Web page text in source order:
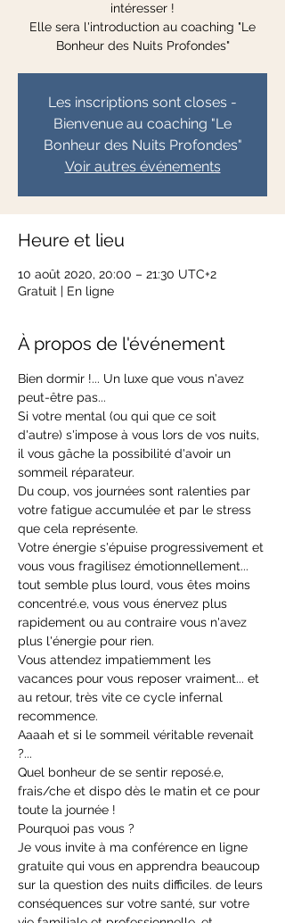
intéresser !
Elle sera l'introduction au coaching "Le
Bonheur des Nuits Profondes"
Les inscriptions sont closes -
Bienvenue au coaching "Le
Bonheur des Nuits Profondes"
Voir autres événements
Heure et lieu
10 août 2020, 20:00 – 21:30 UTC+2
Gratuit | En ligne
À propos de l'événement
Bien dormir !... Un luxe que vous n'avez
peut-être pas...
Si votre mental (ou qui que ce soit
d'autre) s'impose à vous lors de vos nuits,
il vous gâche la possibilité d'avoir un
sommeil réparateur.
Du coup, vos journées sont ralenties par
votre fatigue accumulée et par le stress
que cela représente.
Votre énergie s'épuise progressivement et
vous vous fragilisez émotionnellement...
tout semble plus lourd, vous êtes moins
concentré.e, vous vous énervez plus
rapidement ou au contraire vous n'avez
plus l'énergie pour rien.
Vous attendez impatiemment les
vacances pour vous reposer vraiment... et
au retour, très vite ce cycle infernal
recommence.
Aaaah et si le sommeil véritable revenait
?...
Quel bonheur de se sentir reposé.e,
frais/che et dispo dès le matin et ce pour
toute la journée !
Pourquoi pas vous ?
Je vous invite à ma conférence en ligne
gratuite qui vous en apprendra beaucoup
sur la question des nuits difficiles. de leurs
conséquences sur votre santé, sur votre